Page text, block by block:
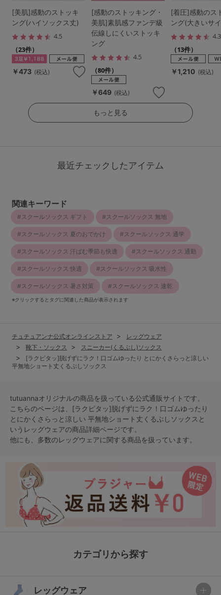
[美肌]感動のストッキ
ング(ハイソックス丈)
4.5
（23件）
￥473 (税込)
[感動のストッキング・
美肌]素肌感ファンデ級
伝線しにくいストッキ
ング
4.5
（80件）
￥649 (税込)
[着圧]感動のス
ング(大きいサ
4.3
（13件）
￥1,210 (税込)
もっと見る
最近チェックしたアイテム
関連キーワード
スクールソックス ギフト スクールソックス 無地
スクールソックス 夏のおでかけ スクールソックス 通学
スクールソックス 汗ばむ季節も快適 スクールソックス 通勤
スクールソックス 快適 スクールソックス 吸水性
スクールソックス 暑さ対策 スクールソックス 速乾
※クリックするとタグに関連した商品が表示されます
チュチュアンナ公式オンラインストア
レッグウェア
靴下・ソックス
スニーカー(くるぶし)ソックス
[ラクピタッ]脱げずにラク！口ゴムゆったり とにかくさらっと涼しい
平無地ショート丈くるぶしソックス
tutuannaオリジナルの商品を扱っている公式通販サイトです。
こちらのページは、[ラクピタッ]脱げずにラク！口ゴムゆったり
とにかくさらっと涼しい 平無地ショート丈くるぶしソックスと
いう レッグウェアの商品詳細ページです。
他にも、多数のレッグウェアに関する商品を扱っています。
カテゴリから探す
レッグウェア